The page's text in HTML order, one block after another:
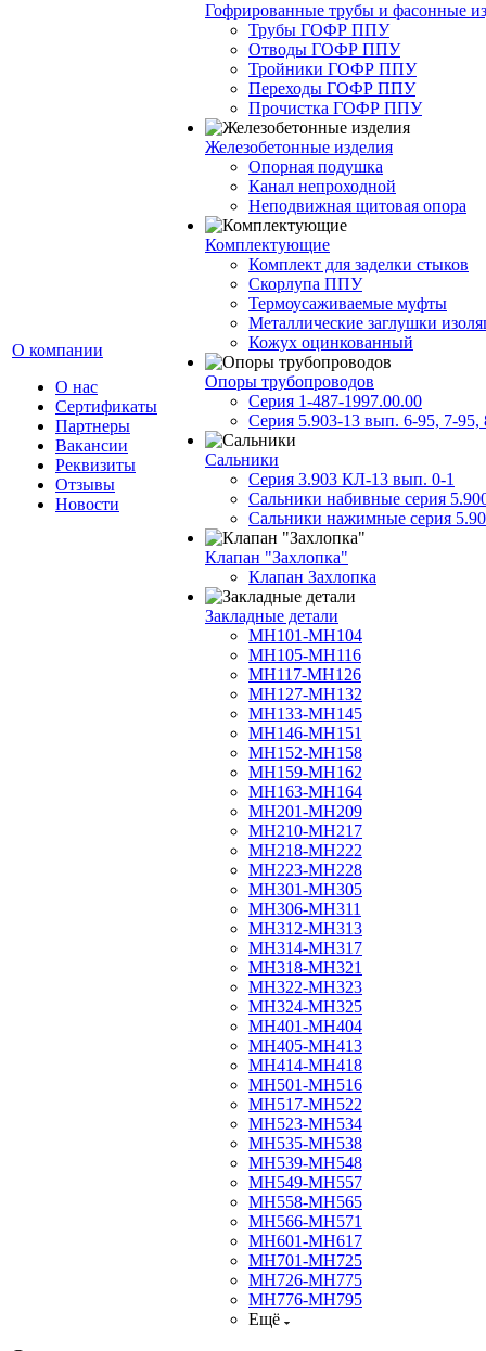
О компании
О нас
Сертификаты
Партнеры
Вакансии
Реквизиты
Отзывы
Новости
Гофрированные трубы и фасонные
Трубы ГОФР ППУ
Отводы ГОФР ППУ
Тройники ГОФР ППУ
Переходы ГОФР ППУ
Прочистка ГОФР ППУ
Железобетонные изделия
Опорная подушка
Канал непроходной
Неподвижная щитовая опора
Комплектующие
Комплект для заделки стыков
Скорлупа ППУ
Термоусаживаемые муфты
Металлические заглушки
Кожух оцинкованный
Опоры трубопроводов
Серия 1-487-1997.00.00
Серия 5.903-13 вып. 6-95, 7-95,
Сальники
Серия 3.903 КЛ-13 вып. 0-1
Сальники набивные серия
Сальники нажимные серия
Клапан "Захлопка"
Клапан Захлопка
Закладные детали
МН101-МН104
МН105-МН116
МН117-МН126
МН127-МН132
МН133-МН145
МН146-МН151
МН152-МН158
МН159-МН162
МН163-МН164
МН201-МН209
МН210-МН217
МН218-МН222
МН223-МН228
МН301-МН305
МН306-МН311
МН312-МН313
МН314-МН317
МН318-МН321
МН322-МН323
МН324-МН325
МН401-МН404
МН405-МН413
МН414-МН418
МН501-МН516
МН517-МН522
МН523-МН534
МН535-МН538
МН539-МН548
МН549-МН557
МН558-МН565
МН566-МН571
МН601-МН617
МН701-МН725
МН726-МН775
МН776-МН795
Ещё